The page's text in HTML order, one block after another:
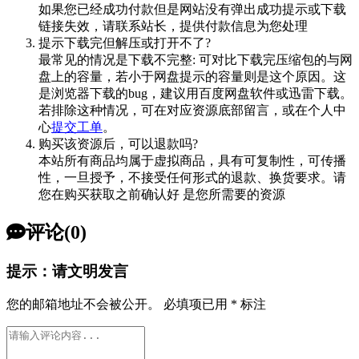
如果您已经成功付款但是网站没有弹出成功提示或下载
链接失效，请联系站长，提供付款信息为您处理
提示下载完但解压或打开不了?
最常见的情况是下载不完整: 可对比下载完压缩包的与网
盘上的容量，若小于网盘提示的容量则是这个原因。这
是浏览器下载的bug，建议用百度网盘软件或迅雷下载。
若排除这种情况，可在对应资源底部留言，或在个人中
心提交工单。
购买该资源后，可以退款吗?
本站所有商品均属于虚拟商品，具有可复制性，可传播
性，一旦授予，不接受任何形式的退款、换货要求。请
您在购买获取之前确认好 是您所需要的资源
评论(0)
提示：请文明发言
您的邮箱地址不会被公开。 必填项已用 * 标注